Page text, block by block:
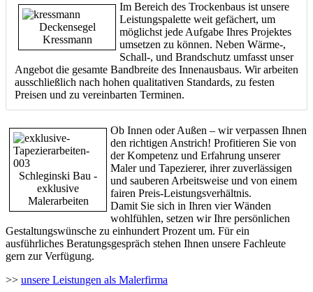
Deckensegel
Kressmann
Im Bereich des Trockenbaus ist unsere
Leistungspalette weit gefächert, um
möglichst jede Aufgabe Ihres Projektes
umsetzen zu können. Neben Wärme-,
Schall-, und Brandschutz umfasst unser
Angebot die gesamte Bandbreite des Innenausbaus. Wir arbeiten
ausschließlich nach hohen qualitativen Standards, zu festen
Preisen und zu vereinbarten Terminen.
Schleginski Bau -
exklusive
Malerarbeiten
Ob Innen oder Außen – wir verpassen Ihnen
den richtigen Anstrich! Profitieren Sie von
der Kompetenz und Erfahrung unserer
Maler und Tapezierer, ihrer zuverlässigen
und sauberen Arbeitsweise und von einem
fairen Preis-Leistungsverhältnis.
Damit Sie sich in Ihren vier Wänden
wohlfühlen, setzen wir Ihre persönlichen
Gestaltungswünsche zu einhundert Prozent um. Für ein
ausführliches Beratungsgespräch stehen Ihnen unsere Fachleute
gern zur Verfügung.
>> unsere Leistungen als Malerfirma